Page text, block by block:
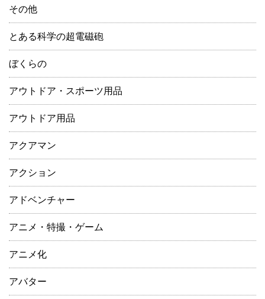
その他
とある科学の超電磁砲
ぼくらの
アウトドア・スポーツ用品
アウトドア用品
アクアマン
アクション
アドベンチャー
アニメ・特撮・ゲーム
アニメ化
アバター